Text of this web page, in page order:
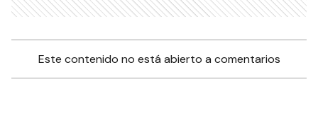
Este contenido no está abierto a comentarios